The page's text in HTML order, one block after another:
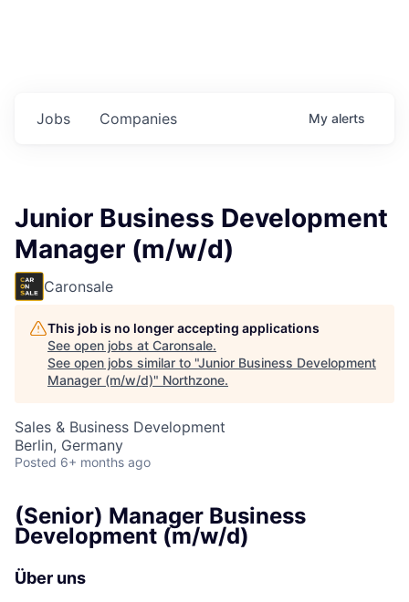
Jobs Companies My alerts
Junior Business Development
Manager (m/w/d)
Caronsale
This job is no longer accepting applications
See open jobs at Caronsale.
See open jobs similar to "Junior Business Development
Manager (m/w/d)" Northzone.
Sales & Business Development
Berlin, Germany
Posted 6+ months ago
(Senior) Manager Business
Development (m/w/d)
Über uns